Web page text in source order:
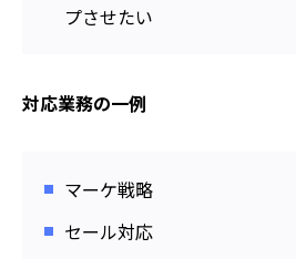
プさせたい
対応業務の一例
マーケ戦略
セール対応